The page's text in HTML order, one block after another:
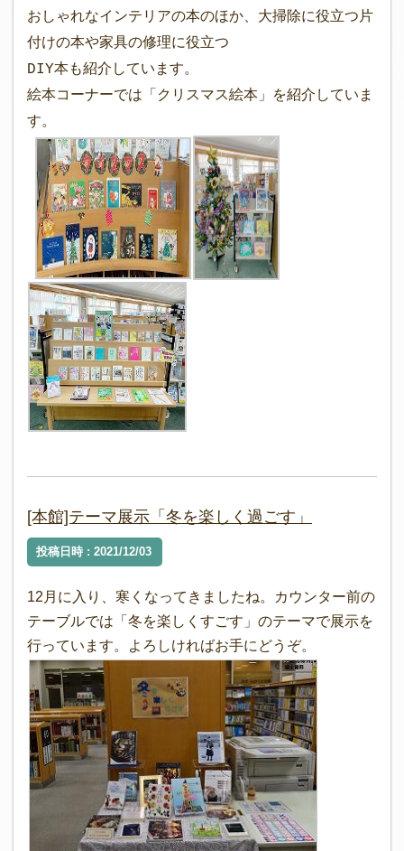
おしゃれなインテリアの本のほか、大掃除に役立つ片
付けの本や家具の修理に役立つ
DIY本も紹介しています。
絵本コーナーでは「クリスマス絵本」を紹介していま
す。
[本館]テーマ展示「冬を楽しく過ごす」
投稿日時 : 2021/12/03
12月に入り、寒くなってきましたね。カウンター前の
テーブルでは「冬を楽しくすごす」のテーマで展示を
行っています。よろしければお手にどうぞ。